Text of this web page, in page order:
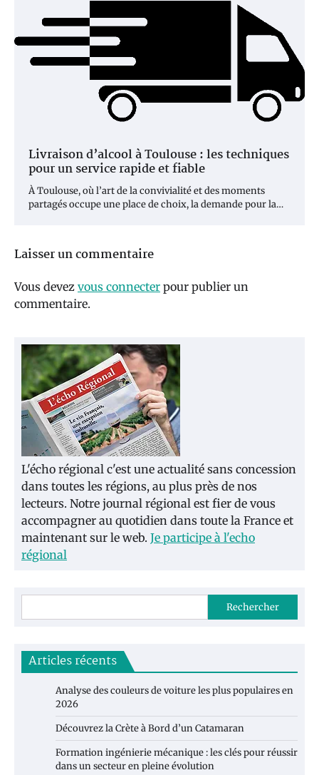
Livraison d’alcool à Toulouse : les techniques
pour un service rapide et fiable
À Toulouse, où l’art de la convivialité et des moments
partagés occupe une place de choix, la demande pour la…
Laisser un commentaire
Vous devez vous connecter pour publier un
commentaire.
L'écho régional c'est une actualité sans concession
dans toutes les régions, au plus près de nos
lecteurs. Notre journal régional est fier de vous
accompagner au quotidien dans toute la France et
maintenant sur le web. Je participe à l'echo
régional
Rechercher
Articles récents
Analyse des couleurs de voiture les plus populaires en
2026
Découvrez la Crète à Bord d’un Catamaran
Formation ingénierie mécanique : les clés pour réussir
dans un secteur en pleine évolution